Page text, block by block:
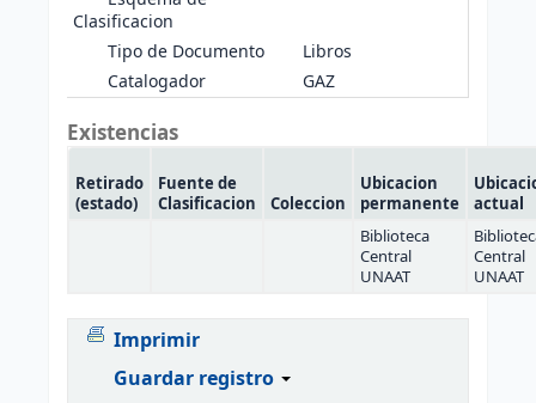
Clasificacion
Tipo de Documento
Libros
Catalogador
GAZ
Existencias
Retirado
(estado)
Fuente de
Clasificacion
Coleccion
Ubicacion
permanente
actual
Biblioteca
Central
UNAAT
Central
UNAAT
Imprimir
Guardar registro